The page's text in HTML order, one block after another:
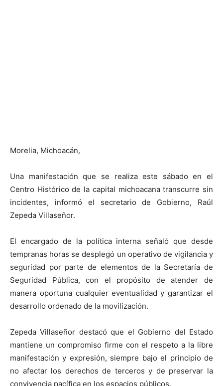
Morelia, Michoacán,
Una manifestación que se realiza este sábado en el
Centro Histórico de la capital michoacana transcurre sin
incidentes, informó el secretario de Gobierno, Raúl
Zepeda Villaseñor.
El encargado de la política interna señaló que desde
tempranas horas se desplegó un operativo de vigilancia y
seguridad por parte de elementos de la Secretaría de
Seguridad Pública, con el propósito de atender de
manera oportuna cualquier eventualidad y garantizar el
desarrollo ordenado de la movilización.
Zepeda Villaseñor destacó que el Gobierno del Estado
mantiene un compromiso firme con el respeto a la libre
manifestación y expresión, siempre bajo el principio de
no afectar los derechos de terceros y de preservar la
convivencia pacífica en los espacios públicos.